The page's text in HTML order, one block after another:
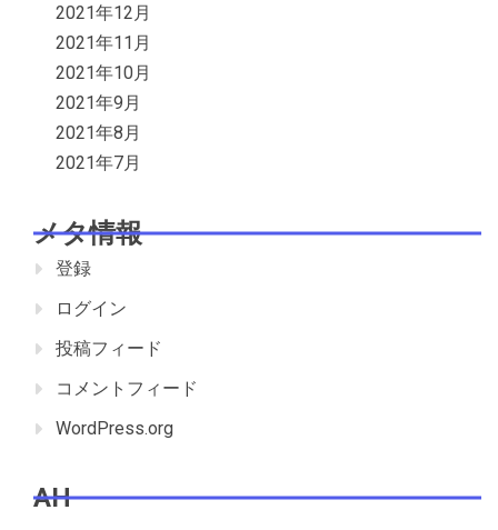
2021年12月
2021年11月
2021年10月
2021年9月
2021年8月
2021年7月
メタ情報
登録
ログイン
投稿フィード
コメントフィード
WordPress.org
AH